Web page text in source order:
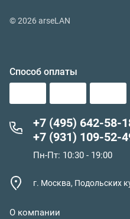
© 2026 arseLAN
Способ оплаты
+7 (495) 642-58-
+7 (931) 109-52-
Пн-Пт: 10:30 - 19:00
г. Москва, Подольских
О компании